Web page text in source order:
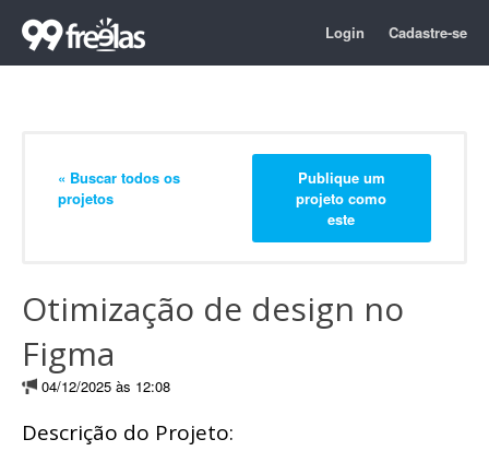
Login Cadastre-se
« Buscar todos os
projetos
Publique um
projeto como
este
Otimização de design no
Figma
04/12/2025 às 12:08
Descrição do Projeto: